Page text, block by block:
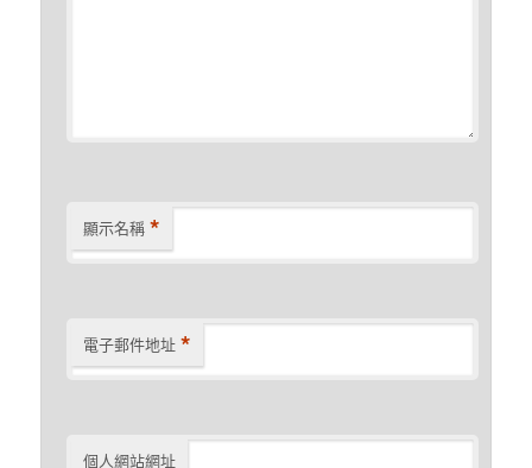
顯示名稱 *
電子郵件地址 *
個人網站網址